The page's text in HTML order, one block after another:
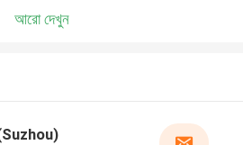
আরো দেখুন